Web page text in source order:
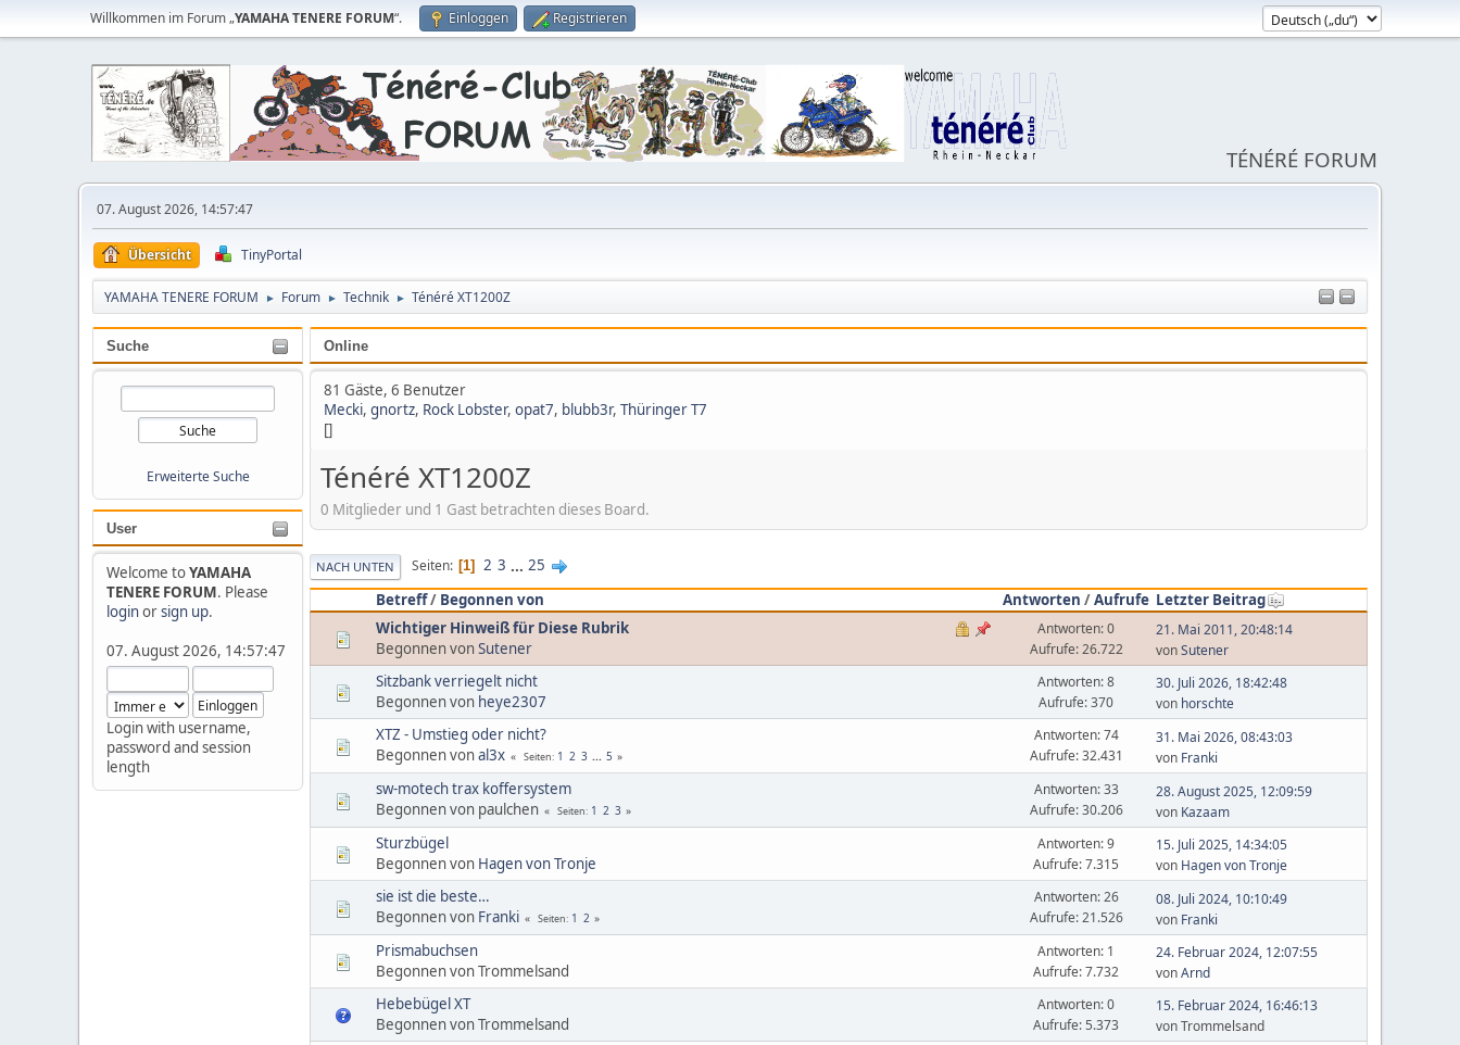
Willkommen im Forum „YAMAHA TENERE FORUM“. Einloggen Registrieren
TÉNÉRÉ FORUM
07. August 2026, 14:57:47
Übersicht TinyPortal
YAMAHA TENERE FORUM ► Forum ► Technik ► Ténéré XT1200Z
Suche
Erweiterte Suche
User
Welcome toYAMAHA
TENERE FORUM. Please
loginorsign up.
07. August 2026, 14:57:47
Login with username,
password and session
length
Online
81 Gäste, 6 Benutzer
Mecki, gnortz, Rock Lobster, opat7, blubb3r, Thüringer T7
[]
Ténéré XT1200Z
0 Mitglieder und 1 Gast betrachten dieses Board.
NACH UNTEN Seiten 1 2 3 ... 25
Betreff/ Begonnen von Antworten /Aufrufe Letzter Beitrag
Wichtiger Hinweiß für Diese Rubrik
Begonnen vonSutener
Antworten: 0
Aufrufe: 26.722
21. Mai 2011, 20:48:14
vonSutener
Sitzbank verriegelt nicht
Begonnen von heye2307
Antworten: 8
Aufrufe: 370
30. Juli 2026, 18:42:48
von horschte
XTZ - Umstieg oder nicht?
Begonnen vonal3x Seiten 1 2 3 ... 5
Antworten: 74
Aufrufe: 32.431
31. Mai 2026, 08:43:03
von Franki
sw-motech trax koffersystem
Begonnen von paulchen
Seiten 1 2 3
Antworten: 33
Aufrufe: 30.206
28. August 2025, 12:09:59
von Kazaam
Sturzbügel
Begonnen von Hagen von Tronje
Antworten: 9
Aufrufe: 7.315
15. Juli 2025, 14:34:05
von Hagen von Tronje
sie ist die beste…
Begonnen von Franki Seiten 1 2
Antworten: 26
Aufrufe: 21.526
08. Juli 2024, 10:10:49
von Franki
Prismabuchsen
Begonnen von Trommelsand
Antworten: 1
Aufrufe: 7.732
24. Februar 2024, 12:07:55
vonArnd
Hebebügel XT
Begonnen von Trommelsand
Antworten: 0
Aufrufe: 5.373
15. Februar 2024, 16:46:13
von Trommelsand